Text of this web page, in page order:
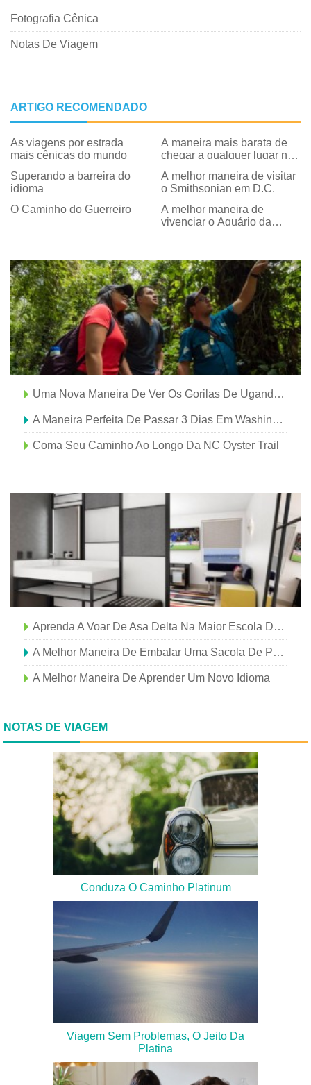
Fotografia Cênica
Notas De Viagem
ARTIGO RECOMENDADO
As viagens por estrada
mais cênicas do mundo
A maneira mais barata de
chegar a qualquer lugar na
Superando a barreira do
idioma
A melhor maneira de visitar
o Smithsonian em D.C.
O Caminho do Guerreiro
A melhor maneira de
vivenciar o Aquário da
Uma Nova Maneira De Ver Os Gorilas De Uganda Na Névoa
A Maneira Perfeita De Passar 3 Dias Em Washington, DC
Coma Seu Caminho Ao Longo Da NC Oyster Trail
Aprenda A Voar De Asa Delta Na Maior Escola De Asa Delta Do Mundo
A Melhor Maneira De Embalar Uma Sacola De Praia
A Melhor Maneira De Aprender Um Novo Idioma
NOTAS DE VIAGEM
Conduza O Caminho Platinum
Viagem Sem Problemas, O Jeito Da
Platina